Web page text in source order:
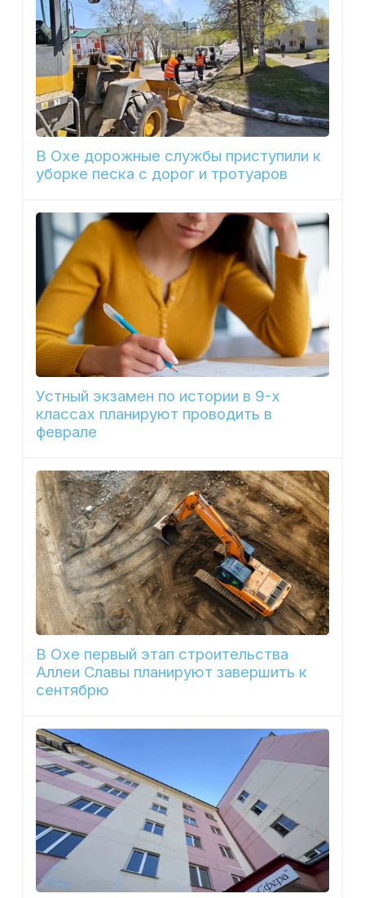
В Охе дорожные службы приступили к
уборке песка с дорог и тротуаров
Устный экзамен по истории в 9-х
классах планируют проводить в
феврале
В Охе первый этап строительства
Аллеи Славы планируют завершить к
сентябрю